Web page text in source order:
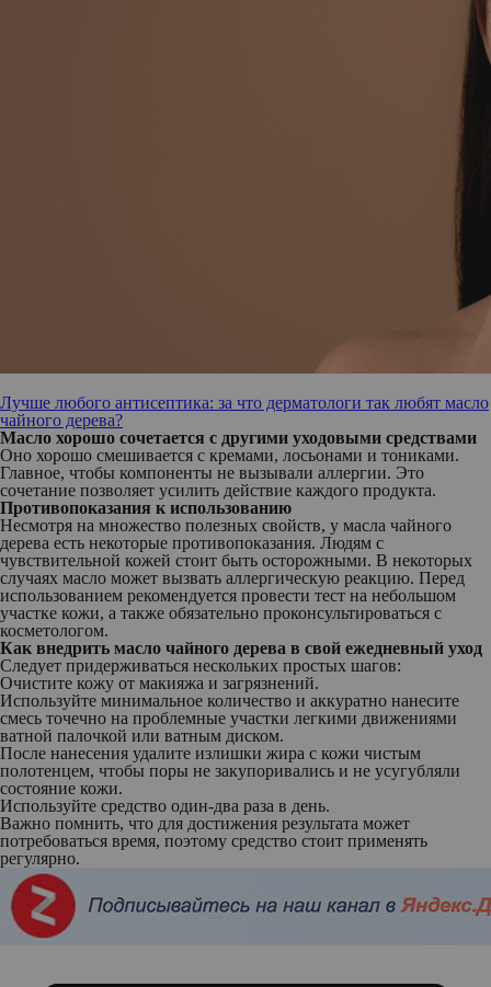
Лучше любого антисептика: за что дерматологи так любят масло
чайного дерева?
Масло хорошо сочетается с другими уходовыми средствами
Оно хорошо смешивается с кремами, лосьонами и тониками.
Главное, чтобы компоненты не вызывали аллергии. Это
сочетание позволяет усилить действие каждого продукта.
Противопоказания к использованию
Несмотря на множество полезных свойств, у масла чайного
дерева есть некоторые противопоказания. Людям с
чувствительной кожей стоит быть осторожными. В некоторых
случаях масло может вызвать аллергическую реакцию. Перед
использованием рекомендуется провести тест на небольшом
участке кожи, а также обязательно проконсультироваться с
косметологом.
Как внедрить масло чайного дерева в свой ежедневный уход
Следует придерживаться нескольких простых шагов:
Очистите кожу от макияжа и загрязнений.
Используйте минимальное количество и аккуратно нанесите
смесь точечно на проблемные участки легкими движениями
ватной палочкой или ватным диском.
После нанесения удалите излишки жира с кожи чистым
полотенцем, чтобы поры не закупоривались и не усугубляли
состояние кожи.
Используйте средство один-два раза в день.
Важно помнить, что для достижения результата может
потребоваться время, поэтому средство стоит применять
регулярно.